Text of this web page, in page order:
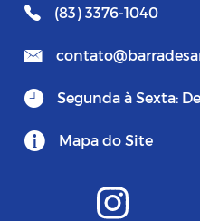
(83) 3376-1040
Segunda à Sexta:
Mapa do Site